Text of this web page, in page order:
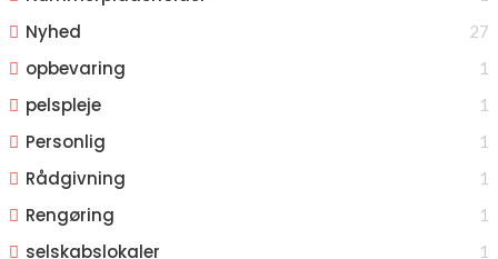
Nyhed 27
opbevaring 1
pelspleje 1
Personlig 1
Rådgivning 1
Rengøring 1
selskabslokaler 1